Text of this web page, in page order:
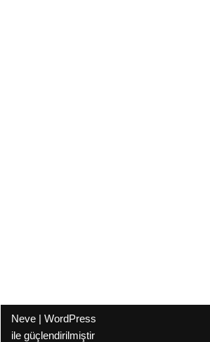
Neve | WordPress
ile güçlendirilmiştir